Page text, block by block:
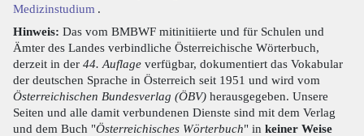
Medizinstudium .
Hinweis: Das vom BMBWF mitinitiierte und für Schulen und
Ämter des Landes verbindliche Österreichische Wörterbuch,
derzeit in der 44. Auflage verfügbar, dokumentiert das Vokabular
der deutschen Sprache in Österreich seit 1951 und wird vom
Österreichischen Bundesverlag (ÖBV) herausgegeben. Unsere
Seiten und alle damit verbundenen Dienste sind mit dem Verlag
und dem Buch "Österreichisches Wörterbuch" in keiner Weise